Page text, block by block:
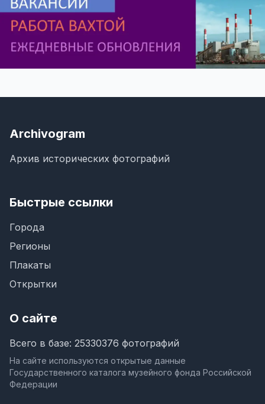
Archivogram
Архив исторических фотографий
Быстрые ссылки
Города
Регионы
Плакаты
Открытки
О сайте
Всего в базе: 25330376 фотографий
На сайте используются открытые данные
Государственного каталога музейного фонда Российской
Федерации